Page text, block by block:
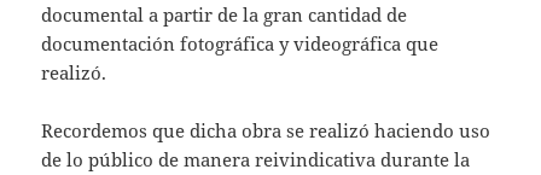
documental a partir de la gran cantidad de
documentación fotográfica y videográfica que
realizó.
Recordemos que dicha obra se realizó haciendo uso
de lo público de manera reivindicativa durante la